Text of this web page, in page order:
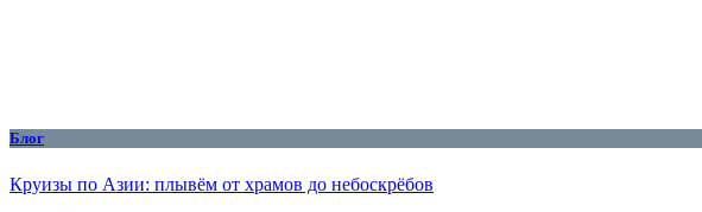
Блог
Круизы по Азии: плывём от храмов до небоскрёбов